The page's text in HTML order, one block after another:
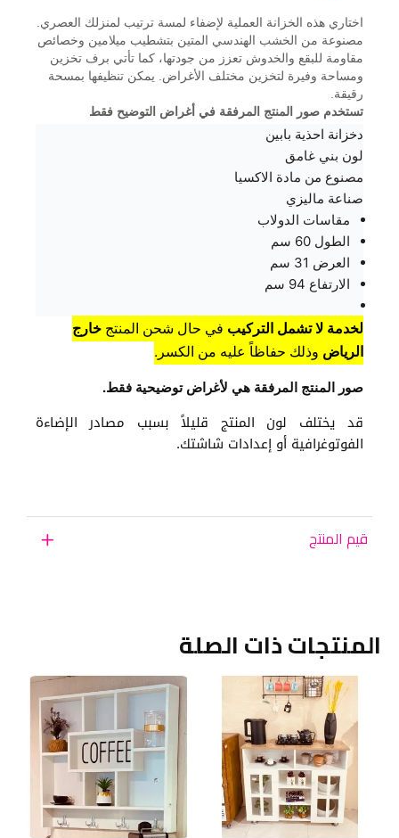
اختاري هذه الخزانة العملية لإضفاء لمسة ترتيب لمنزلك العصري.
مصنوعة من الخشب الهندسي المتين بتشطيب ميلامين وخصائص
مقاومة للبقع والخدوش تعزز من جودتها، كما تأتي برف تخزين
ومساحة وفيرة لتخزين مختلف الأغراض. يمكن تنظيفها بمسحة
رقيقة.
تستخدم صور المنتج المرفقة في أغراض التوضيح فقط
دخزانة احذية بابين
لون بني غامق
مصنوع من مادة الاكسيا
صناعة ماليزي
مقاسات الدولاب
الطول 60 سم
العرض 31 سم
الارتفاع 94 سم
لخدمة لا تشمل التركيب في حال شحن المنتج خارج
الرياض وذلك حفاظاً عليه من الكسر.
صور المنتج المرفقة هي لأغراض توضيحية فقط.
قد يختلف لون المنتج قليلاً بسبب مصادر الإضاءة
الفوتوغرافية أو إعدادات شاشتك.
قيم المنتج
المنتجات ذات الصلة